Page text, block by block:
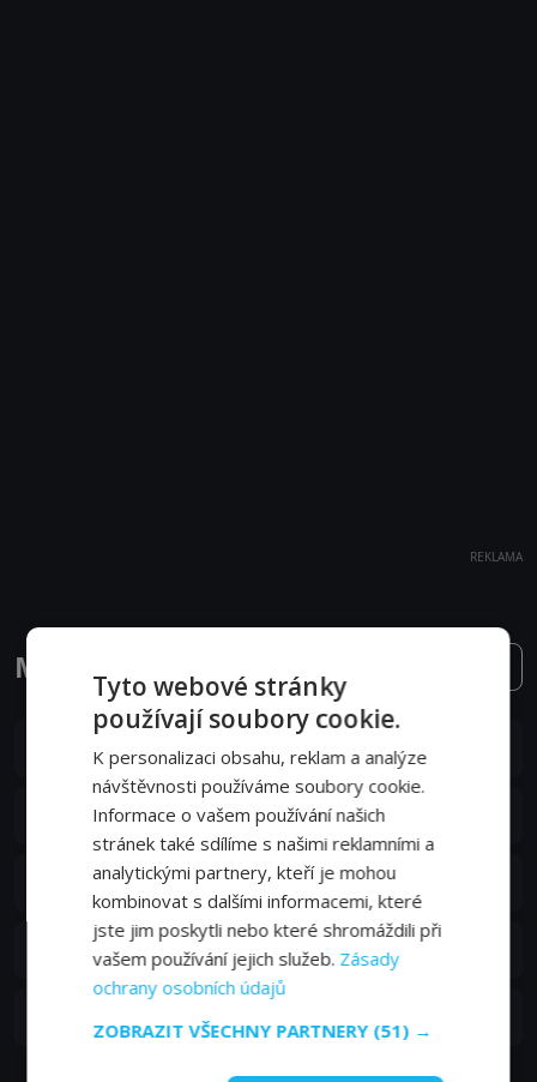
REKLAMA
Mordparta epizody
8. epizoda: Řešení
28. 05. 2017
7. epizoda:Krev
6. epizoda:Bratři
14. 05. 2017
5. epizoda: Teambuilding
S02E05
Motivátor
30. 04. 2017
Tyto webové stránky
používají soubory cookie.
K personalizaci obsahu, reklam a analýze
návštěvnosti používáme soubory cookie.
Informace o vašem používání našich
stránek také sdílíme s našimi reklamními a
analytickými partnery, kteří je mohou
kombinovat s dalšími informacemi, které
jste jim poskytli nebo které shromáždili při
vašem používání jejich služeb. Zásady
ochrany osobních údajů
ZOBRAZIT VŠECHNY PARTNERY (51) →